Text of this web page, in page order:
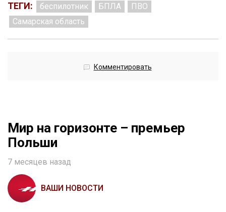
ТЕГИ: беспилотник БПЛА
ПВО
Самарская область
Комментировать
Мир на горизонте – премьер
Польши
7 месяцев назад
ВАШИ НОВОСТИ